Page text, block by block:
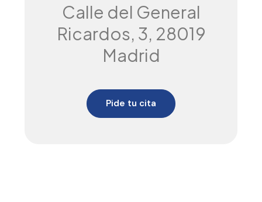
Calle del General
Ricardos, 3, 28019
Madrid
Pide tu cita